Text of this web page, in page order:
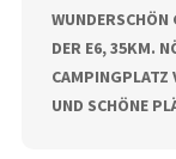
WUNDERSCHÖN
DER E6, 35KM.
CAMPINGPLATZ
UND SCHÖNE